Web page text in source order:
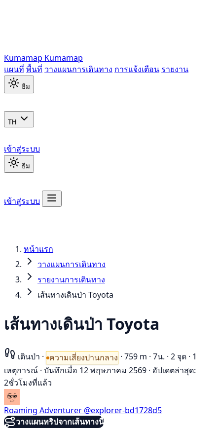
Kumamap Kumamap
แผนที่ พื้นที่ วางแผนการเดินทาง การแจ้งเตือน รายงาน
ธีม
TH
เข้าสู่ระบบ
ธีม
เข้าสู่ระบบ
หน้าแรก
วางแผนการเดินทาง
รายงานการเดินทาง
เส้นทางเดินป่า Toyota
เส้นทางเดินป่า Toyota
เดินป่า · ความเสี่ยงปานกลาง · 759 m · 7น. · 2 จุด · 1
เหตุการณ์ · บันทึกเมื่อ 12 พฤษภาคม 2569 · อัปเดตล่าสุด:
2ชั่วโมงที่แล้ว
Roaming Adventurer @explorer-bd1728d5
วางแผนทริปจากเส้นทางนี้